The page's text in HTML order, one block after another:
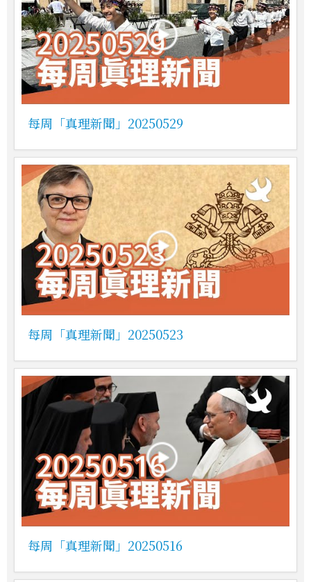
每周「真理新聞」20250529
每周「真理新聞」20250523
每周「真理新聞」20250516